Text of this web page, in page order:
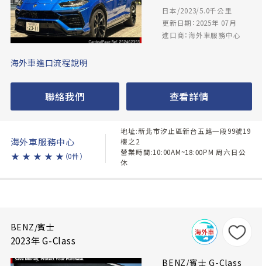
日本/2023/5.0千公里
更新日期：2025年 07月
進口商：海外車服務中心
海外車進口流程說明
聯絡我們 查看詳情
海外車服務中心
★ ★ ★ ★ ★ （0件）
地址:新北市汐止區新台五路一段99號19
樓之2
營業時間:10:00AM~18:00PM 周六日公
休
BENZ/賓士
2023年 G-Class
BENZ/賓士 G-Class